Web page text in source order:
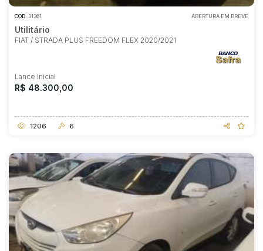
COD. 31361 ABERTURA EM BREVE
Utilitário
FIAT / STRADA PLUS FREEDOM FLEX 2020/2021
Lance Inicial
R$ 48.300,00
1206 6